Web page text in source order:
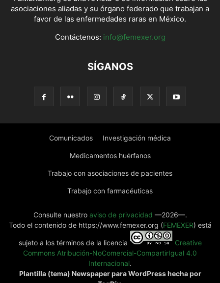
asociaciones aliadas y su órgano federado que trabajan a
favor de las enfermedades raras en México.
Contáctenos: info@femexer.org
SÍGANOS
Comunicados Investigación médica
Medicamentos huérfanos
Trabajo con asociaciones de pacientes
Trabajo con farmacéuticas
Consulte nuestro aviso de privacidad —2026—.
Todo el contenido de https://www.femexer.org (FEMEXER) está
sujeto a los términos de la licencia
Creative
Commons Atribución-NoComercial-CompartirIgual 4.0
Internacional.
Plantilla (tema) Newspaper para WordPress hecha por